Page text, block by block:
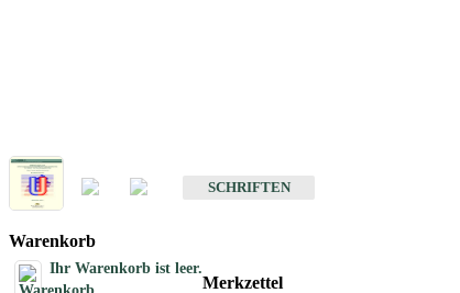
SCHRIFTEN
Warenkorb
Ihr Warenkorb ist leer.
Merkzettel